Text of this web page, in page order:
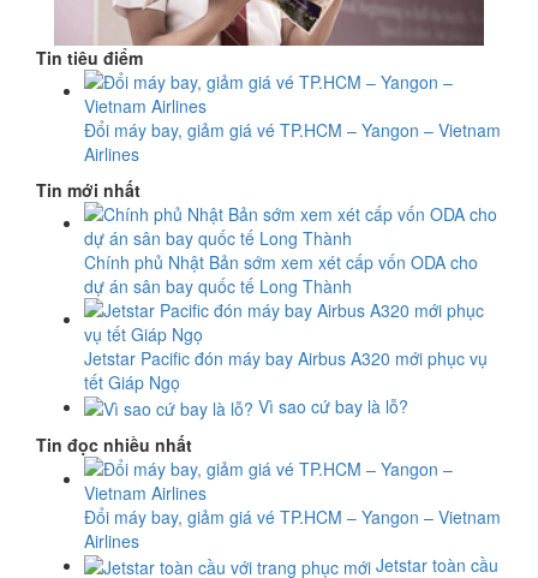
Tin tiêu điểm
Đổi máy bay, giảm giá vé TP.HCM – Yangon – Vietnam
Airlines
Tin mới nhất
Chính phủ Nhật Bản sớm xem xét cấp vốn ODA cho
dự án sân bay quốc tế Long Thành
Jetstar Pacific đón máy bay Airbus A320 mới phục vụ
tết Giáp Ngọ
Vì sao cứ bay là lỗ?
Tin đọc nhiều nhất
Đổi máy bay, giảm giá vé TP.HCM – Yangon – Vietnam
Airlines
Jetstar toàn cầu